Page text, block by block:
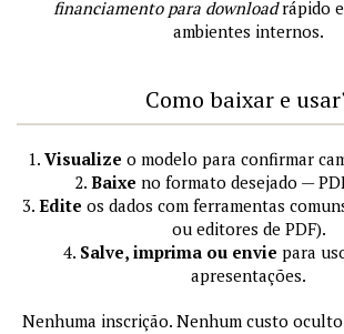
financiamento para downloadrápido
ambientes internos.
Como baixar e
1. Visualize o modelo para confirmar
2. Baixe no formato desejado —
3. Edite os dados com ferramentas
ou editores de PDF).
4. Salve, imprima ou envie para
apresentações.
Nenhuma inscrição. Nenhum custo